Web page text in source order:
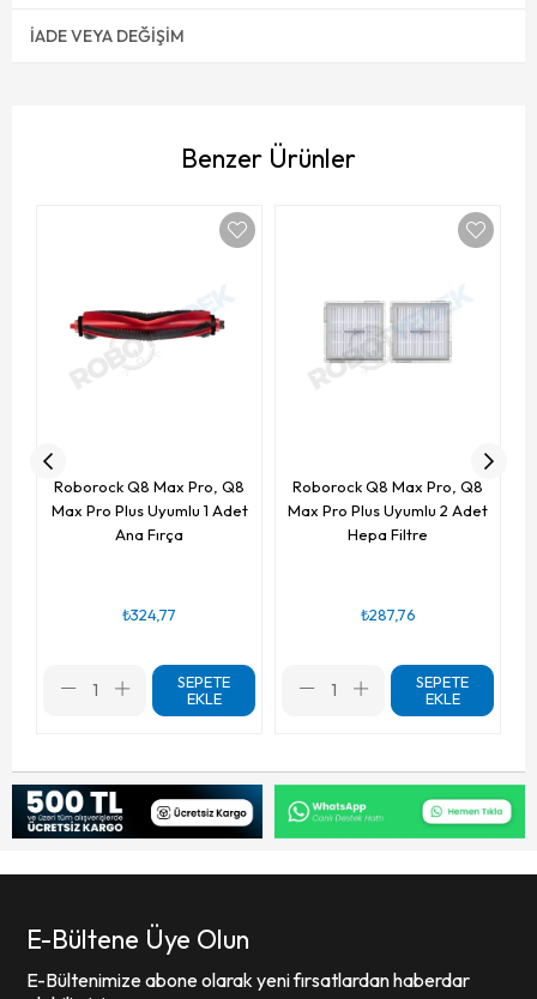
İADE VEYA DEĞIŞIM
Benzer Ürünler
Roborock Q8 Max Pro, Q8
Max Pro Plus Uyumlu 1 Adet
Ana Fırça
₺324,77
SEPETE
EKLE
Roborock Q8 Max Pro, Q8
Max Pro Plus Uyumlu 2 Adet
Hepa Filtre
₺287,76
SEPETE
EKLE
E-Bültene Üye Olun
E-Bültenimize abone olarak yeni fırsatlardan haberdar